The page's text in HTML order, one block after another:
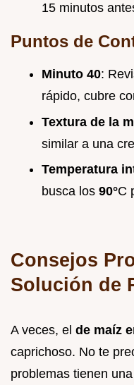
15 minutos
Puntos de
Minuto 40:
rápido, cubre
Textura de la
similar a una
Temperatura
busca los 90°C
Consejos
Solución de
A veces, el de maíz
caprichoso. No te
problemas tienen